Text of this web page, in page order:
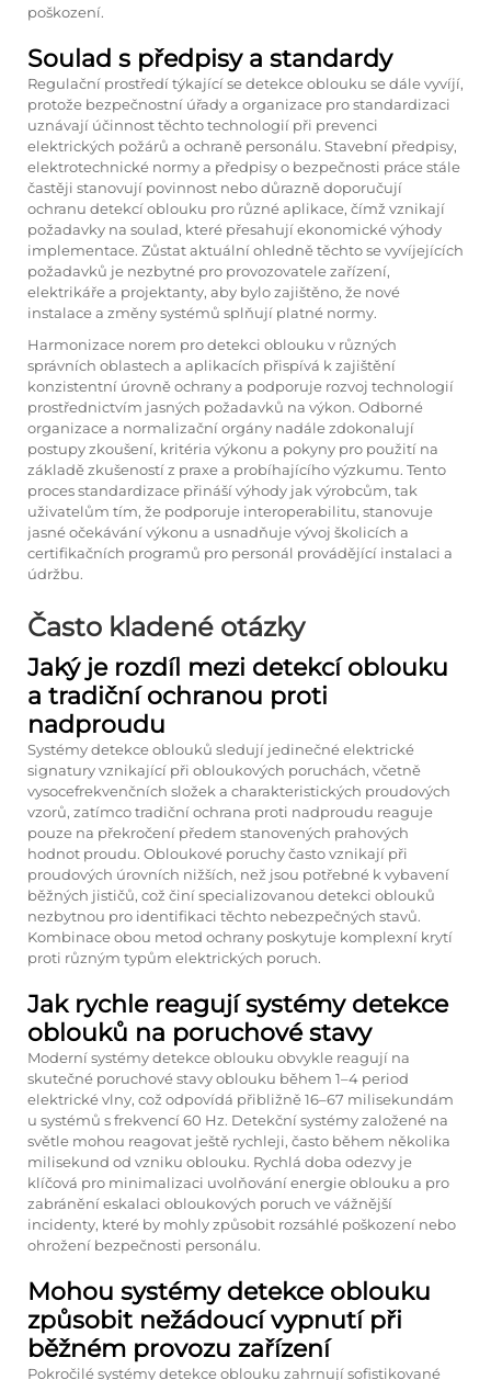
poškození.
Soulad s předpisy a standardy
Regulační prostředí týkající se detekce oblouku se dále vyvíjí,
protože bezpečnostní úřady a organizace pro standardizaci
uznávají účinnost těchto technologií při prevenci
elektrických požárů a ochraně personálu. Stavební předpisy,
elektrotechnické normy a předpisy o bezpečnosti práce stále
častěji stanovují povinnost nebo důrazně doporučují
ochranu detekcí oblouku pro různé aplikace, čímž vznikají
požadavky na soulad, které přesahují ekonomické výhody
implementace. Zůstat aktuální ohledně těchto se vyvíjejících
požadavků je nezbytné pro provozovatele zařízení,
elektrikáře a projektanty, aby bylo zajištěno, že nové
instalace a změny systémů splňují platné normy.
Harmonizace norem pro detekci oblouku v různých
správních oblastech a aplikacích přispívá k zajištění
konzistentní úrovně ochrany a podporuje rozvoj technologií
prostřednictvím jasných požadavků na výkon. Odborné
organizace a normalizační orgány nadále zdokonalují
postupy zkoušení, kritéria výkonu a pokyny pro použití na
základě zkušeností z praxe a probíhajícího výzkumu. Tento
proces standardizace přináší výhody jak výrobcům, tak
uživatelům tím, že podporuje interoperabilitu, stanovuje
jasné očekávání výkonu a usnadňuje vývoj školicích a
certifikačních programů pro personál provádějící instalaci a
údržbu.
Často kladené otázky
Jaký je rozdíl mezi detekcí oblouku
a tradiční ochranou proti
nadproudu
Systémy detekce oblouků sledují jedinečné elektrické
signatury vznikající při obloukových poruchách, včetně
vysocefrekvenčních složek a charakteristických proudových
vzorů, zatímco tradiční ochrana proti nadproudu reaguje
pouze na překročení předem stanovených prahových
hodnot proudu. Obloukové poruchy často vznikají při
proudových úrovních nižších, než jsou potřebné k vybavení
běžných jističů, což činí specializovanou detekci oblouků
nezbytnou pro identifikaci těchto nebezpečných stavů.
Kombinace obou metod ochrany poskytuje komplexní krytí
proti různým typům elektrických poruch.
Jak rychle reagují systémy detekce
oblouků na poruchové stavy
Moderní systémy detekce oblouku obvykle reagují na
skutečné poruchové stavy oblouku během 1–4 period
elektrické vlny, což odpovídá přibližně 16–67 milisekundám
u systémů s frekvencí 60 Hz. Detekční systémy založené na
světle mohou reagovat ještě rychleji, často během několika
milisekund od vzniku oblouku. Rychlá doba odezvy je
klíčová pro minimalizaci uvolňování energie oblouku a pro
zabránění eskalaci obloukových poruch ve vážnější
incidenty, které by mohly způsobit rozsáhlé poškození nebo
ohrožení bezpečnosti personálu.
Mohou systémy detekce oblouku
způsobit nežádoucí vypnutí při
běžném provozu zařízení
Pokročilé systémy detekce oblouku zahrnují sofistikované